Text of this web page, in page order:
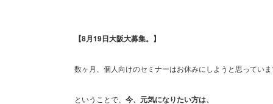
【8月19日大阪大募集。】
数ヶ月、個人向けのセミナーはお休みにしようと思っていま
ということで、 今、元気になりたい方は、